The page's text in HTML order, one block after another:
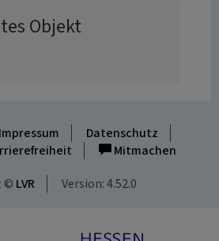
Objekt
Impressum
Datenschutz
Mitmachen
© LVR Version: 4.52.0